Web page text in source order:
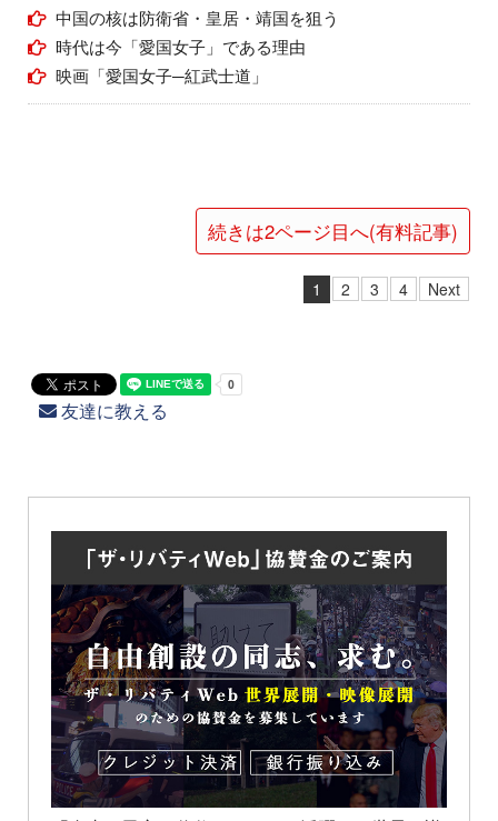
中国の核は防衛省・皇居・靖国を狙う
時代は今「愛国女子」である理由
映画「愛国女子─紅武士道」
続きは2ページ目へ(有料記事)
1 2 3 4 Next
友達に教える